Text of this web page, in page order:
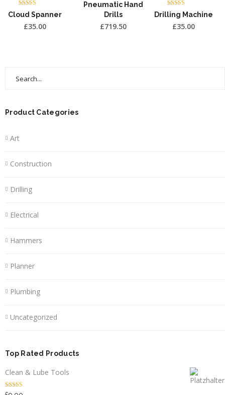
Bewertet
mit
3.75
von 5
Cloud Spanner
£35.00
Bewertet
mit
4.00
von 5
Drilling Machine
£35.00
Pneumatic Hand
Drills
£719.50
Product Categories
Art
Construction
Drilling
Electrical
Hammers
Planner
Plumbing
Uncategorized
Top Rated Products
Clean & Lube Tools
Bewertet mit